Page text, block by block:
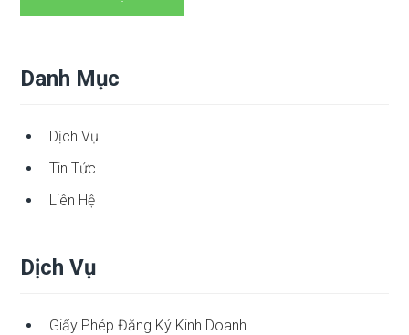
Danh Mục
Dịch Vụ
Tin Tức
Liên Hệ
Dịch Vụ
Giấy Phép Đăng Ký Kinh Doanh